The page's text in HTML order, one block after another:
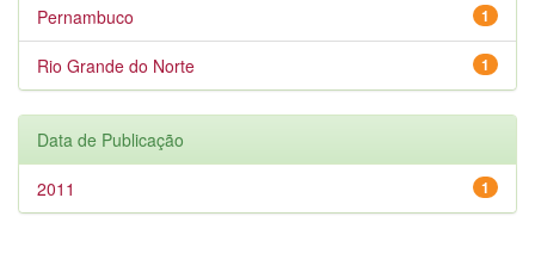
1
Pernambuco
1
Rio Grande do Norte
Data de Publicação
1
2011